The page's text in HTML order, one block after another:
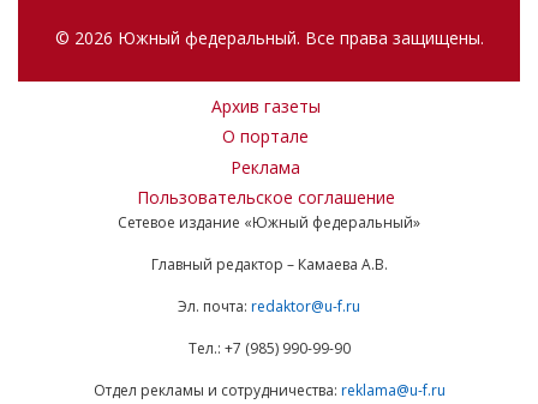
© 2026 Южный федеральный. Все права защищены.
Архив газеты
О портале
Реклама
Пользовательское соглашение
Сетевое издание «Южный федеральный»
Главный редактор – Камаева А.В.
Эл. почта: redaktor@u-f.ru
Тел.: +7 (985) 990-99-90
Отдел рекламы и сотрудничества: reklama@u-f.ru